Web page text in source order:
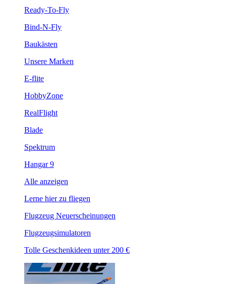
Ready-To-Fly
Bind-N-Fly
Baukästen
Unsere Marken
E-flite
HobbyZone
RealFlight
Blade
Spektrum
Hangar 9
Alle anzeigen
Lerne hier zu fliegen
Flugzeug Neuerscheinungen
Flugzeugsimulatoren
Tolle Geschenkideen unter 200 €